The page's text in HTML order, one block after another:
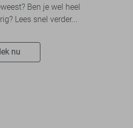
Ben je wel heel
Lees snel verder...
nu